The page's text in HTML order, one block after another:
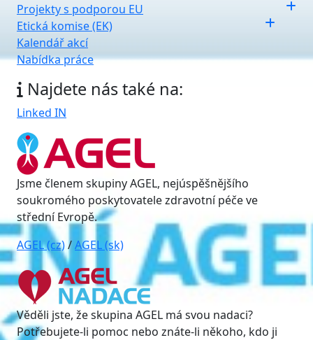
Projekty s podporou EU
Etická komise (EK)
Kalendář akcí
Nabídka práce
Najdete nás také na:
Linked IN
Jsme členem skupiny AGEL, nejúspěšnějšího
soukromého poskytovatele zdravotní péče ve
střední Evropě.
AGEL (cz)/AGEL (sk)
Věděli jste, že skupina AGEL má svou nadaci?
Potřebujete-li pomoc nebo znáte-li někoho, kdo ji